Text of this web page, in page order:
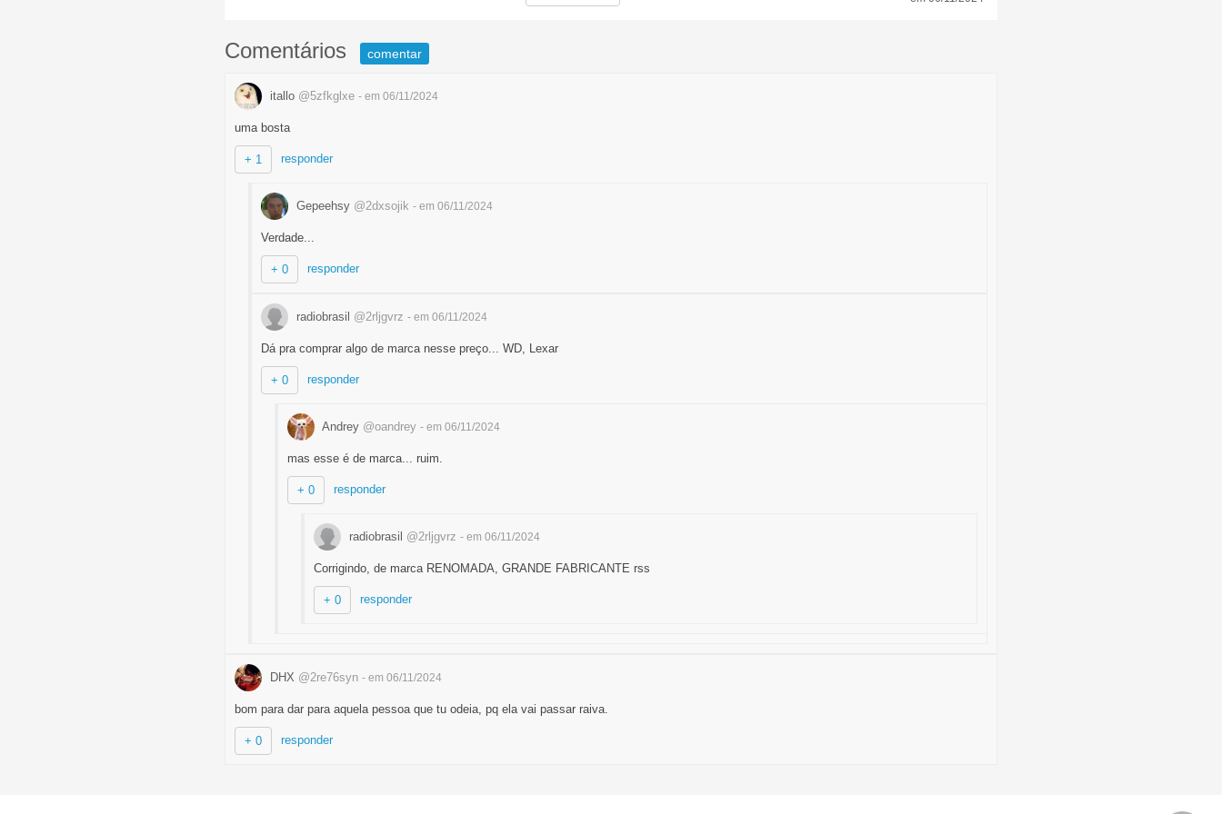
Comentários comentar
itallo @5zfkglxe - em 06/11/2024
uma bosta
+ 1 responder
Gepeehsy @2dxsojik - em 06/11/2024
Verdade...
+ 0 responder
radiobrasil @2rljgvrz - em 06/11/2024
Dá pra comprar algo de marca nesse preço... WD, Lexar
+ 0 responder
Andrey @oandrey - em 06/11/2024
mas esse é de marca... ruim.
+ 0 responder
radiobrasil @2rljgvrz - em 06/11/2024
Corrigindo, de marca RENOMADA, GRANDE FABRICANTE rss
+ 0 responder
DHX @2re76syn - em 06/11/2024
bom para dar para aquela pessoa que tu odeia, pq ela vai passar raiva.
+ 0 responder